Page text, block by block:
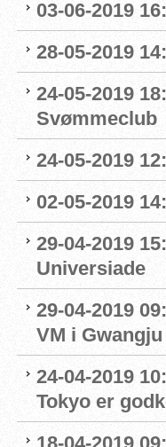
03-06-2019
28-05-2019
24-05-2019
Svømmeclub
24-05-2019
02-05-2019
29-04-2019
Universiade
29-04-2019
VM i Gwangju
24-04-2019
Tokyo er